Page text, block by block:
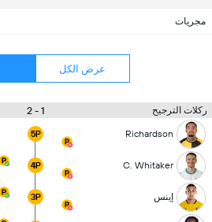
مجريات
عرض الكل
ركلات الترجيح 1 - 2
Richardson
5P
C. Whitaker
4P
إينس 3P